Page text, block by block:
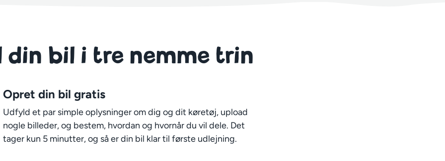
din bil i tre nemme trin
Opret din bil gratis
Udfyld et par simple oplysninger om dig og dit køretøj, upload
nogle billeder, og bestem, hvordan og hvornår du vil dele. Det
tager kun 5 minutter, og så er din bil klar til første udlejning.